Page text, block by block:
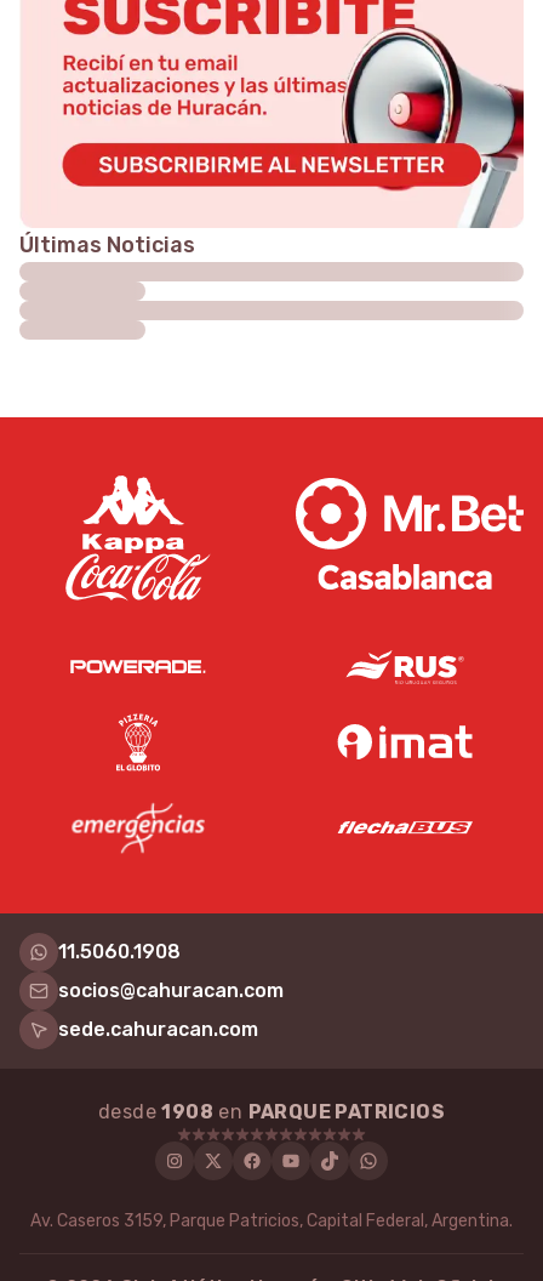
Últimas Noticias
11.5060.1908
socios@cahuracan.com
sede.cahuracan.com
desde1908 en PARQUE PATRICIOS
Instagram
TwitterFacebook
Youtube
TiktokWhatsApp
Av. Caseros 3159, Parque Patricios, Capital Federal, Argentina.